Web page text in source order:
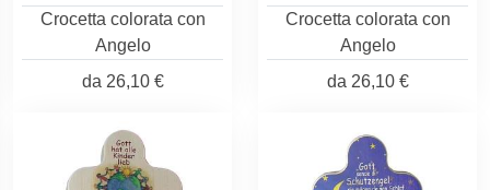
Crocetta colorata con
Angelo
da 26,10 €
Crocetta colorata con
Angelo
da 26,10 €